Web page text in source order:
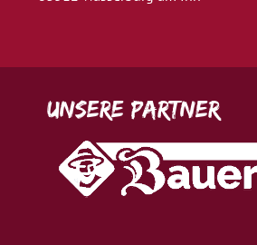
Unsere Partner